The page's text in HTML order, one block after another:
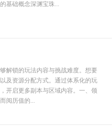
基础概念深渊宝珠...
解锁的玩法内容与挑战难度。想要
及资源分配方式。通过体系化的玩
开启更多副本与区域内容。一、领
阅历值的...